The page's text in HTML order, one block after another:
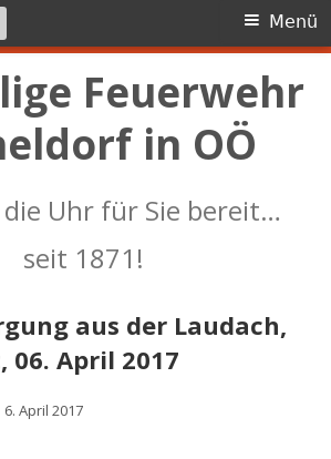
Feuerwehr
in OÖ
Uhr für Sie bereit…
seit 1871!
Menü
Suchen
nach:
aus der Laudach,
06. April 2017
Veröffentlicht
6. April 2017